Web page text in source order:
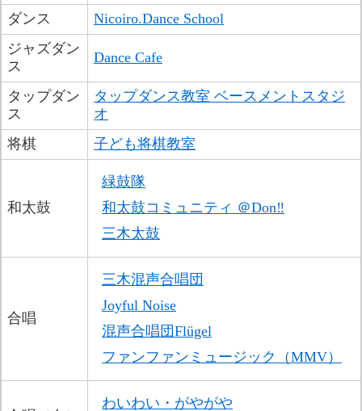
ダンス
Nicoiro.Dance School
ジャズダン
ス
Dance Cafe
タップダン
ス
タップダンス教室 ベースメントスタジ
オ
将棋
子ども将棋教室
和太鼓
緑鼓隊
和太鼓コミュニティ ＠Don‼
三木太鼓
合唱
三木混声合唱団
Joyful Noise
混声合唱団Flügel
ファンファンミュージック（MMV）
わいわい・がやがや